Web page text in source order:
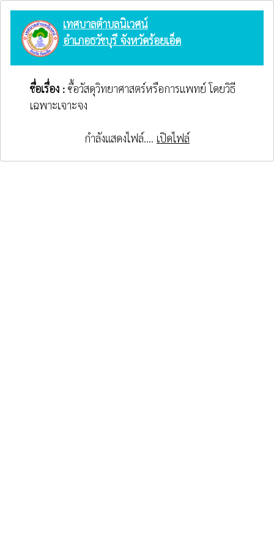
เทศบาลตำบลนิเวศน์
อำเภอธวัชบุรี จังหวัดร้อยเอ็ด
ชื่อเรื่อง : ซื้อวัสดุวิทยาศาสตร์หรือการแพทย์ โดยวิธี
เฉพาะเจาะจง
กำลังแสดงไฟล์.... เปิดไฟล์